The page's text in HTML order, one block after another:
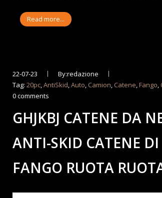
Read more...
22-07-23
By:redazione
Tag:20pc,AntiSkid,Auto, Camion, Catene,Fango,
0 comments
GHJKBJ CATENE DA
ANTI-SKID CATENE
FANGO RUOTA